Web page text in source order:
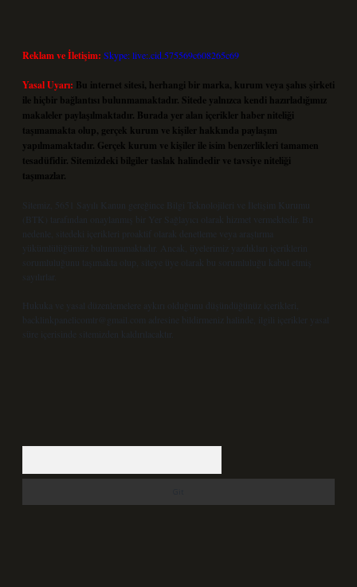
Reklam ve İletişim: Skype: live:.cid.575569c608265c69
Yasal Uyarı: Bu internet sitesi, herhangi bir marka, kurum veya şahıs şirketi
ile hiçbir bağlantısı bulunmamaktadır. Sitede yalnızca kendi hazırladığımız
makaleler paylaşılmaktadır. Burada yer alan içerikler haber niteliği
taşımamakta olup, gerçek kurum ve kişiler hakkında paylaşım
yapılmamaktadır. Gerçek kurum ve kişiler ile isim benzerlikleri tamamen
tesadüfidir. Sitemizdeki bilgiler taslak halindedir ve tavsiye niteliği
taşımazlar.
Sitemiz, 5651 Sayılı Kanun gereğince Bilgi Teknolojileri ve İletişim Kurumu
(BTK) tarafından onaylanmış bir Yer Sağlayıcı olarak hizmet vermektedir. Bu
nedenle, sitedeki içerikleri proaktif olarak denetleme veya araştırma
yükümlülüğümüz bulunmamaktadır. Ancak, üyelerimiz yazdıkları içeriklerin
sorumluluğunu taşımakta olup, siteye üye olarak bu sorumluluğu kabul etmiş
sayılırlar.
Hukuka ve yasal düzenlemelere aykırı olduğunu düşündüğünüz içerikleri,
backlinkpanelicomtr@gmail.com
adresine bildirmeniz halinde, ilgili içerikler yasal
süre içerisinde sitemizden kaldırılacaktır.